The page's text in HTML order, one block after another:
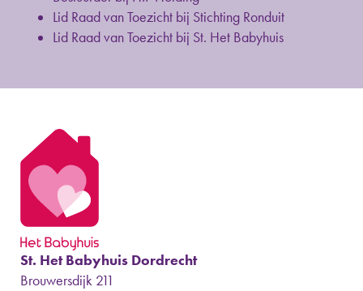
Lid Raad van Toezicht bij Stichting Ronduit
Lid Raad van Toezicht bij St. Het Babyhuis
St. Het Babyhuis Dordrecht
Brouwersdijk 211